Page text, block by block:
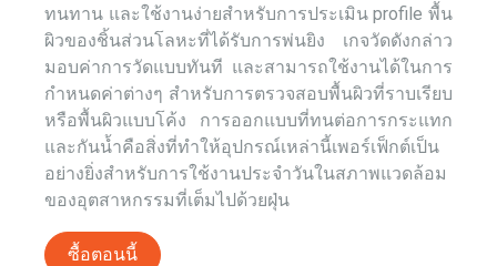
ทนทาน และใช้งานง่ายสำหรับการประเมิน profile พื้น
ผิวของชิ้นส่วนโลหะที่ได้รับการพ่นยิง เกจวัดดังกล่าว
มอบค่าการวัดแบบทันที และสามารถใช้งานได้ในการ
กำหนดค่าต่างๆ สำหรับการตรวจสอบพื้นผิวที่ราบเรียบ
หรือพื้นผิวแบบโค้ง การออกแบบที่ทนต่อการกระแทก
และกันน้ำคือสิ่งที่ทำให้อุปกรณ์เหล่านี้เพอร์เฟ็กต์เป็น
อย่างยิ่งสำหรับการใช้งานประจำวันในสภาพแวดล้อม
ของอุตสาหกรรมที่เต็มไปด้วยฝุ่น
ซื้อตอนนี้